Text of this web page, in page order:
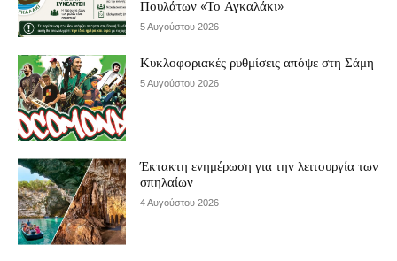
Πουλάτων «Το Αγκαλάκι»
5 Αυγούστου 2026
Κυκλοφοριακές ρυθμίσεις απόψε στη Σάμη
5 Αυγούστου 2026
Έκτακτη ενημέρωση για την λειτουργία των
σπηλαίων
4 Αυγούστου 2026